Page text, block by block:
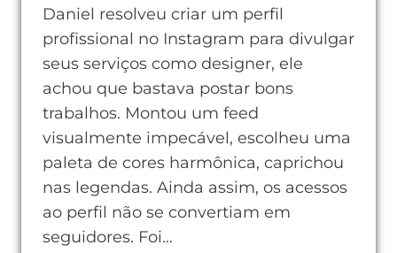
Daniel resolveu criar um perfil
profissional no Instagram para divulgar
seus serviços como designer, ele
achou que bastava postar bons
trabalhos. Montou um feed
visualmente impecável, escolheu uma
paleta de cores harmônica, caprichou
nas legendas. Ainda assim, os acessos
ao perfil não se convertiam em
seguidores. Foi…